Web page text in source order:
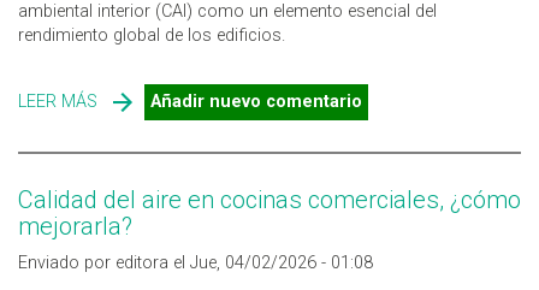
ambiental interior (CAI) como un elemento esencial del
rendimiento global de los edificios.
LEER MÁS SOBRE LA CALIDAD AMBIENTAL INTERIOR ENTRA EN LA
NORMATIVA
Añadir nuevo comentario
Calidad del aire en cocinas comerciales, ¿cómo
mejorarla?
Enviado por editora el Jue, 04/02/2026 - 01:08